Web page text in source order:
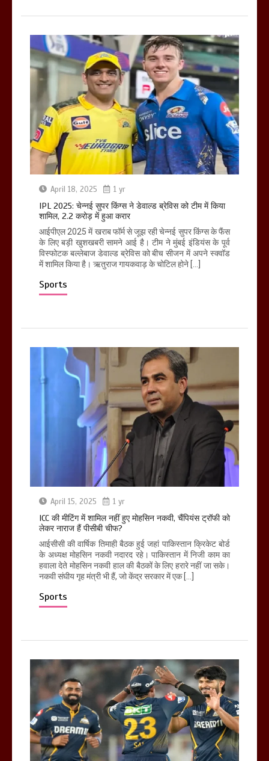
April 18, 2025 1 yr
IPL 2025: चेन्नई सुपर किंग्स ने डेवाल्ड ब्रेविस को टीम में किया
शामिल, 2.2 करोड़ में हुआ करार
आईपीएल 2025 में खराब फॉर्म से जूझ रही चेन्नई सुपर किंग्स के फैंस
के लिए बड़ी खुशखबरी सामने आई है। टीम ने मुंबई इंडियंस के पूर्व
विस्फोटक बल्लेबाज डेवाल्ड ब्रेविस को बीच सीजन में अपने स्क्वॉड
में शामिल किया है। ऋतुराज गायकवाड़ के चोटिल होने […]
Sports
April 15, 2025 1 yr
ICC की मीटिंग में शामिल नहीं हुए मोहसिन नकवी, चैंपियंस ट्रॉफी को
लेकर नाराज हैं पीसीबी चीफ?
आईसीसी की वार्षिक तिमाही बैठक हुई जहां पाकिस्तान क्रिकेट बोर्ड
के अध्यक्ष मोहसिन नकवी नदारद रहे। पाकिस्तान में निजी काम का
हवाला देते मोहसिन नकवी हाल की बैठकों के लिए हरारे नहीं जा सके।
नकवी संघीय गृह मंत्री भी हैं, जो केंद्र सरकार में एक […]
Sports